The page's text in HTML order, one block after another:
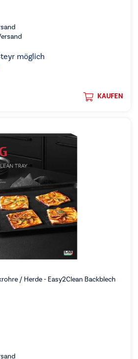
möglich
KAUFEN
/ Herde - Easy2Clean Backblech